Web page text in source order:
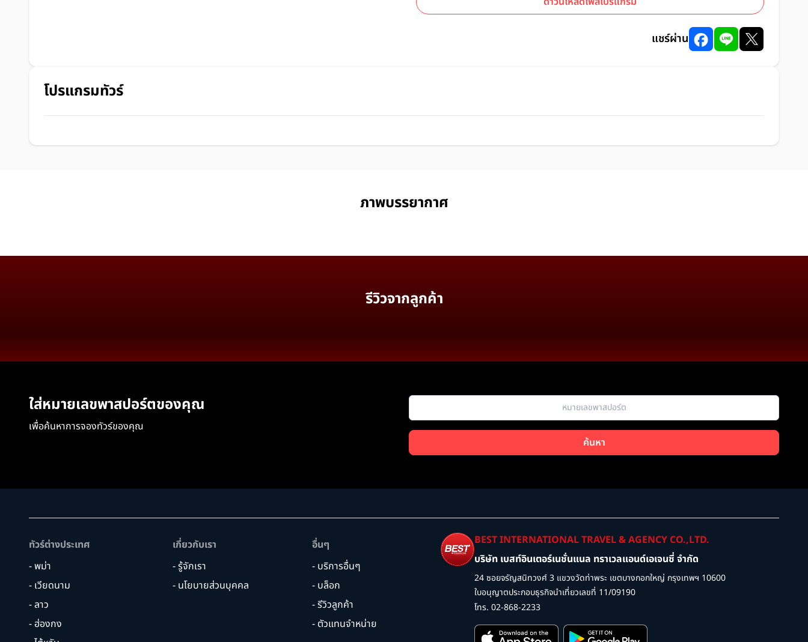
แชร์ผ่าน
โปรแกรมทัวร์
ภาพบรรยากาศ
รีวิวจากลูกค้า
ใส่หมายเลขพาสปอร์ตของคุณ
เพื่อค้นหาการจองทัวร์ของคุณ
ค้นหา
ทัวร์ต่างประเทศ
- พม่า
- เวียดนาม
- ลาว
- ฮ่องกง
เกี่ยวกับเรา
- รู้จักเรา
- นโยบายส่วนบุคคล
อื่นๆ
- บริการอื่นๆ
- บล็อก
- รีวิวลูกค้า
- ตัวแทนจำหน่าย
BEST INTERNATIONAL TRAVEL & AGENCY CO.,LTD.
บริษัท เบสท์อินเตอร์เนชั่นแนล ทราเวลแอนด์เอเจนซี่ จำกัด
24 ซอยจรัญสนิทวงศ์ 3 แขวงวัดท่าพระ เขตบางกอกใหญ่ กรุงเทพฯ 10600
ใบอนุญาตประกอบธุรกิจนำเที่ยวเลขที่ 11/09190
โทร. 02-868-2233